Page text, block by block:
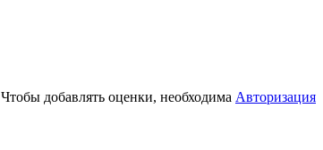
Чтобы добавлять оценки, необходима Авторизация